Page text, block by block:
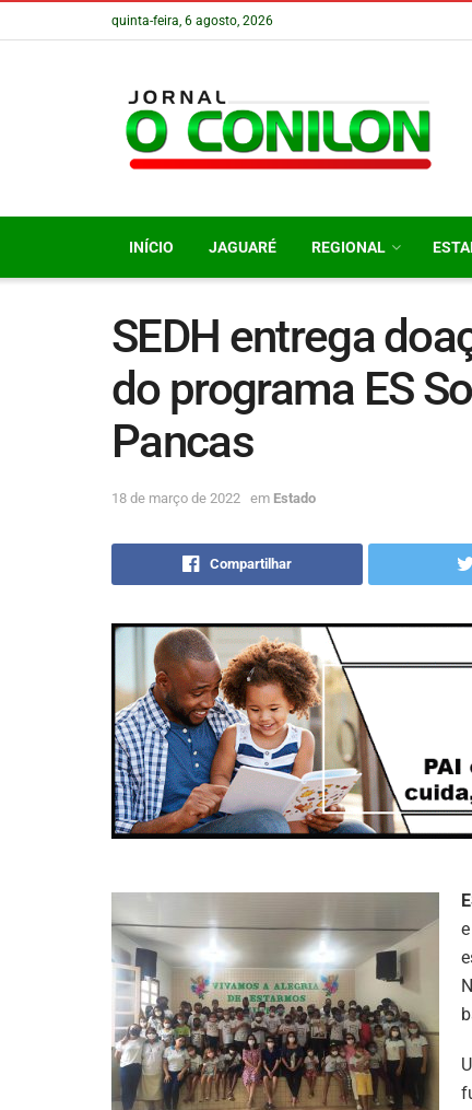
quinta-feira, 6 agosto, 2026
INÍCIO JAGUARÉ REGIONAL
SEDH entrega
do programa ES
Pancas
18 de março de 2022 em Estado
Compartilhar